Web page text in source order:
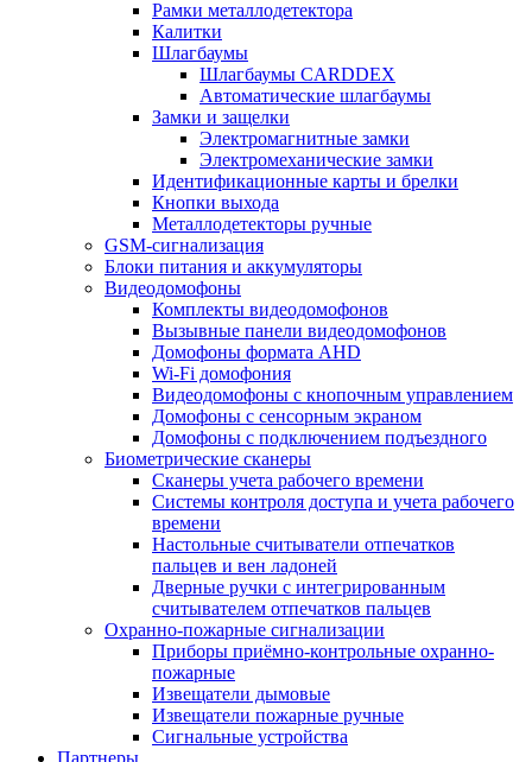
Рамки металлодетектора
Калитки
Шлагбаумы
Шлагбаумы CARDDEX
Автоматические шлагбаумы
Замки и защелки
Электромагнитные замки
Электромеханические замки
Идентификационные карты и брелки
Кнопки выхода
Металлодетекторы ручные
GSM-сигнализация
Блоки питания и аккумуляторы
Видеодомофоны
Комплекты видеодомофонов
Вызывные панели видеодомофонов
Домофоны формата AHD
Wi-Fi домофония
Видеодомофоны с кнопочным управлением
Домофоны с сенсорным экраном
Домофоны с подключением подъездного
Биометрические сканеры
Сканеры учета рабочего времени
Системы контроля доступа и учета рабочего
времени
Настольные считыватели отпечатков
пальцев и вен ладоней
Дверные ручки с интегрированным
считывателем отпечатков пальцев
Охранно-пожарные сигнализации
Приборы приёмно-контрольные охранно-
пожарные
Извещатели дымовые
Извещатели пожарные ручные
Сигнальные устройства
Партнеры